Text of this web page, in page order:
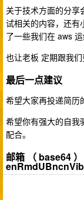
关于技术方面的分享
试相关的内容，还有
了一些我们在 aws 运
也让老板 定期跟我们
最后一点建议
希望大家再投递简历
希望你有强大的自我
配合。
邮箱 （ base64 ）